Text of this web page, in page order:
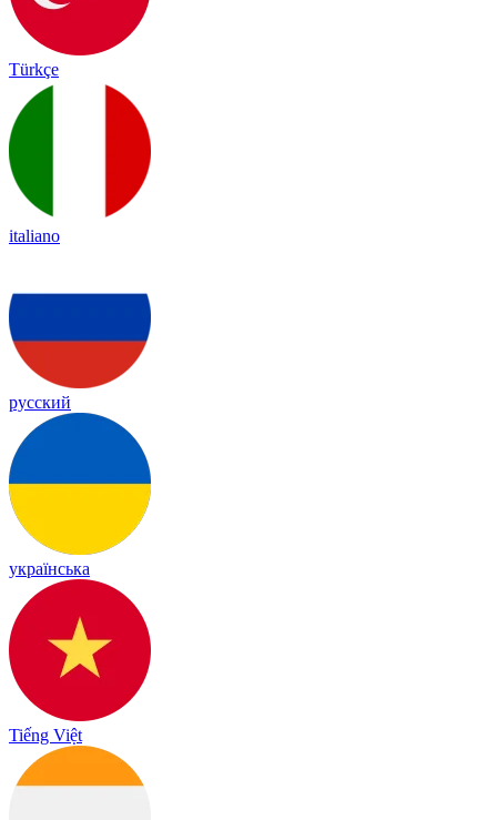
Türkçe
italiano
русский
українська
Tiếng Việt